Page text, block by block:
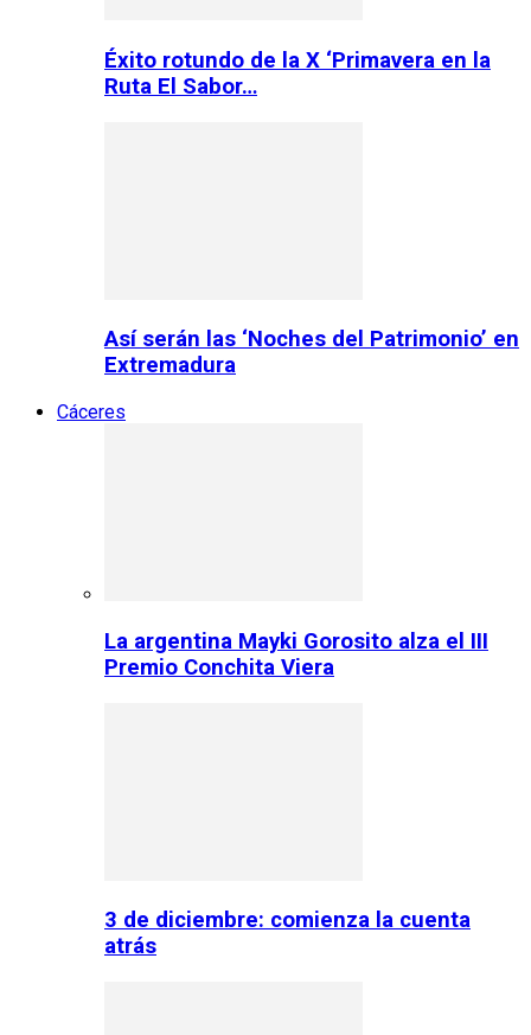
Éxito rotundo de la X ‘Primavera en la
Ruta El Sabor…
Así serán las ‘Noches del Patrimonio’ en
Extremadura
Cáceres
La argentina Mayki Gorosito alza el III
Premio Conchita Viera
3 de diciembre: comienza la cuenta
atrás